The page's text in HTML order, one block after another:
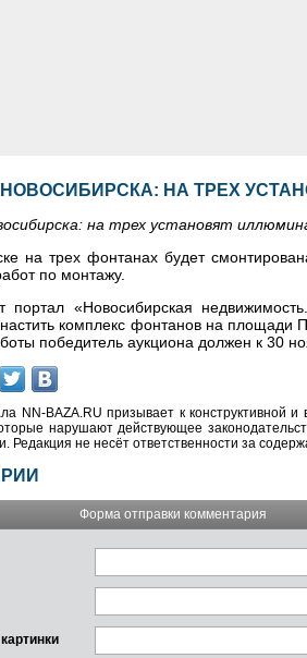
НА ТРЕХ
на трех установят
на трех фонтанах будет
по монтажу.
портал «Новосибирская
комплекс фонтанов на
победитель аукциона должен к 30
NN-BAZA.RU призывает к конструктивной
нарушают действующее
Редакция не несёт ответственности за
Форма отправки комментария